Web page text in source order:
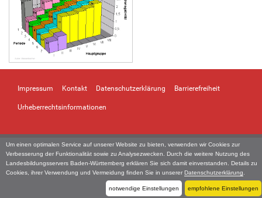
Um einen optimalen Service auf unserer Website zu bieten, verwenden wir Cookies zur
Verbesserung der Funktionalität sowie zu Analysezwecken. Durch die weitere Nutzung des
Landesbildungsservers Baden-Württemberg erklären Sie sich damit einverstanden. Details zu
Cookies, ihrer Verwendung und Vermeidung finden Sie in unserer Datenschutzerklärung
notwendige Einstellungen empfohlene Einstellungen
Impressum Kontakt Datenschutzerklärung Barrierefreiheit
Urheberrechtsinformationen